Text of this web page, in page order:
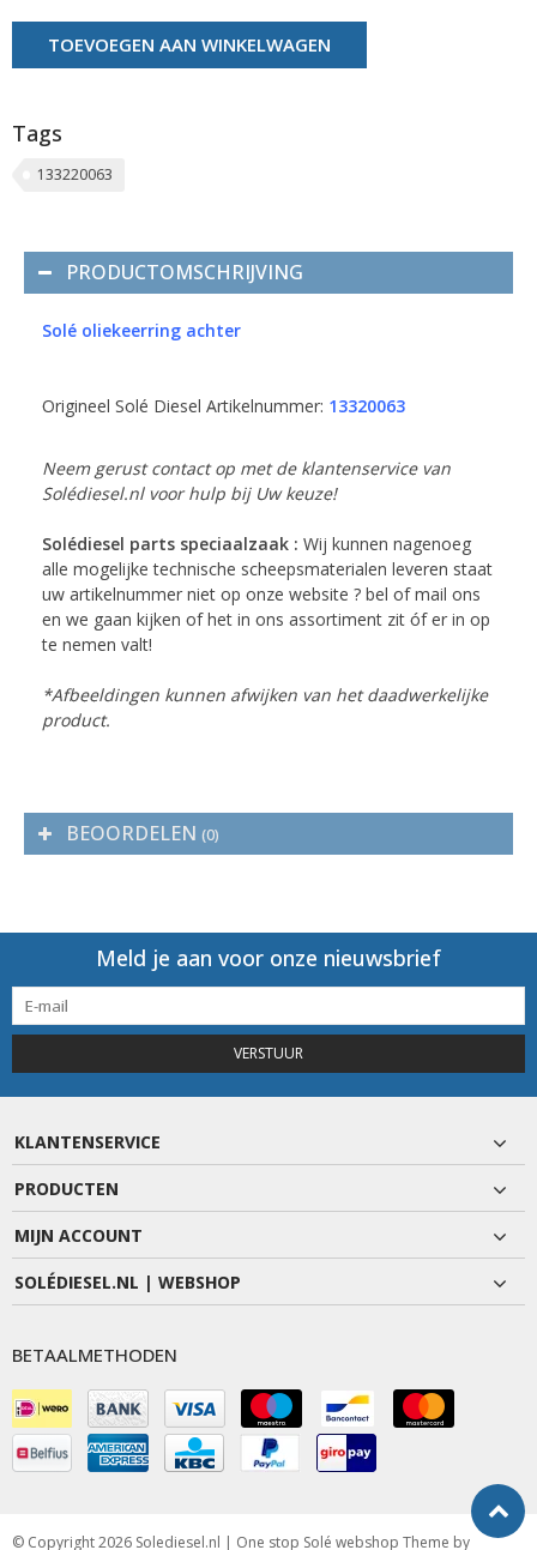
TOEVOEGEN AAN WINKELWAGEN
Tags
133220063
PRODUCTOMSCHRIJVING
Solé oliekeerring achter
Origineel Solé Diesel Artikelnummer: 13320063
Neem gerust contact op met de klantenservice van
Solédiesel.nl voor hulp bij Uw keuze!
Solédiesel parts speciaalzaak : Wij kunnen nagenoeg
alle mogelijke technische scheepsmaterialen leveren staat
uw artikelnummer niet op onze website ? bel of mail ons
en we gaan kijken of het in ons assortiment zit óf er in op
te nemen valt!
*Afbeeldingen kunnen afwijken van het daadwerkelijke
product.
BEOORDELEN (0)
Meld je aan voor onze nieuwsbrief
VERSTUUR
KLANTENSERVICE
PRODUCTEN
MIJN ACCOUNT
SOLÉDIESEL.NL | WEBSHOP
BETAALMETHODEN
© Copyright 2026 Solediesel.nl | One stop Solé webshop Theme by